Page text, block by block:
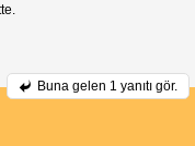
Buna gelen 1 yanıtı gör.